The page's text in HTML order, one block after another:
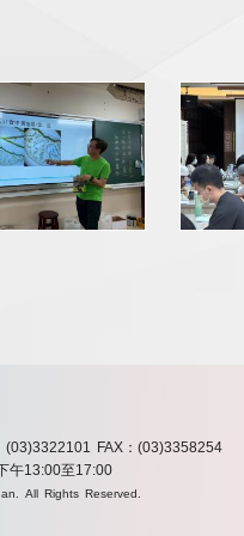
(03)3322101
FAX：(03)3358254
午13:00至17:00
All Rights Reserved.